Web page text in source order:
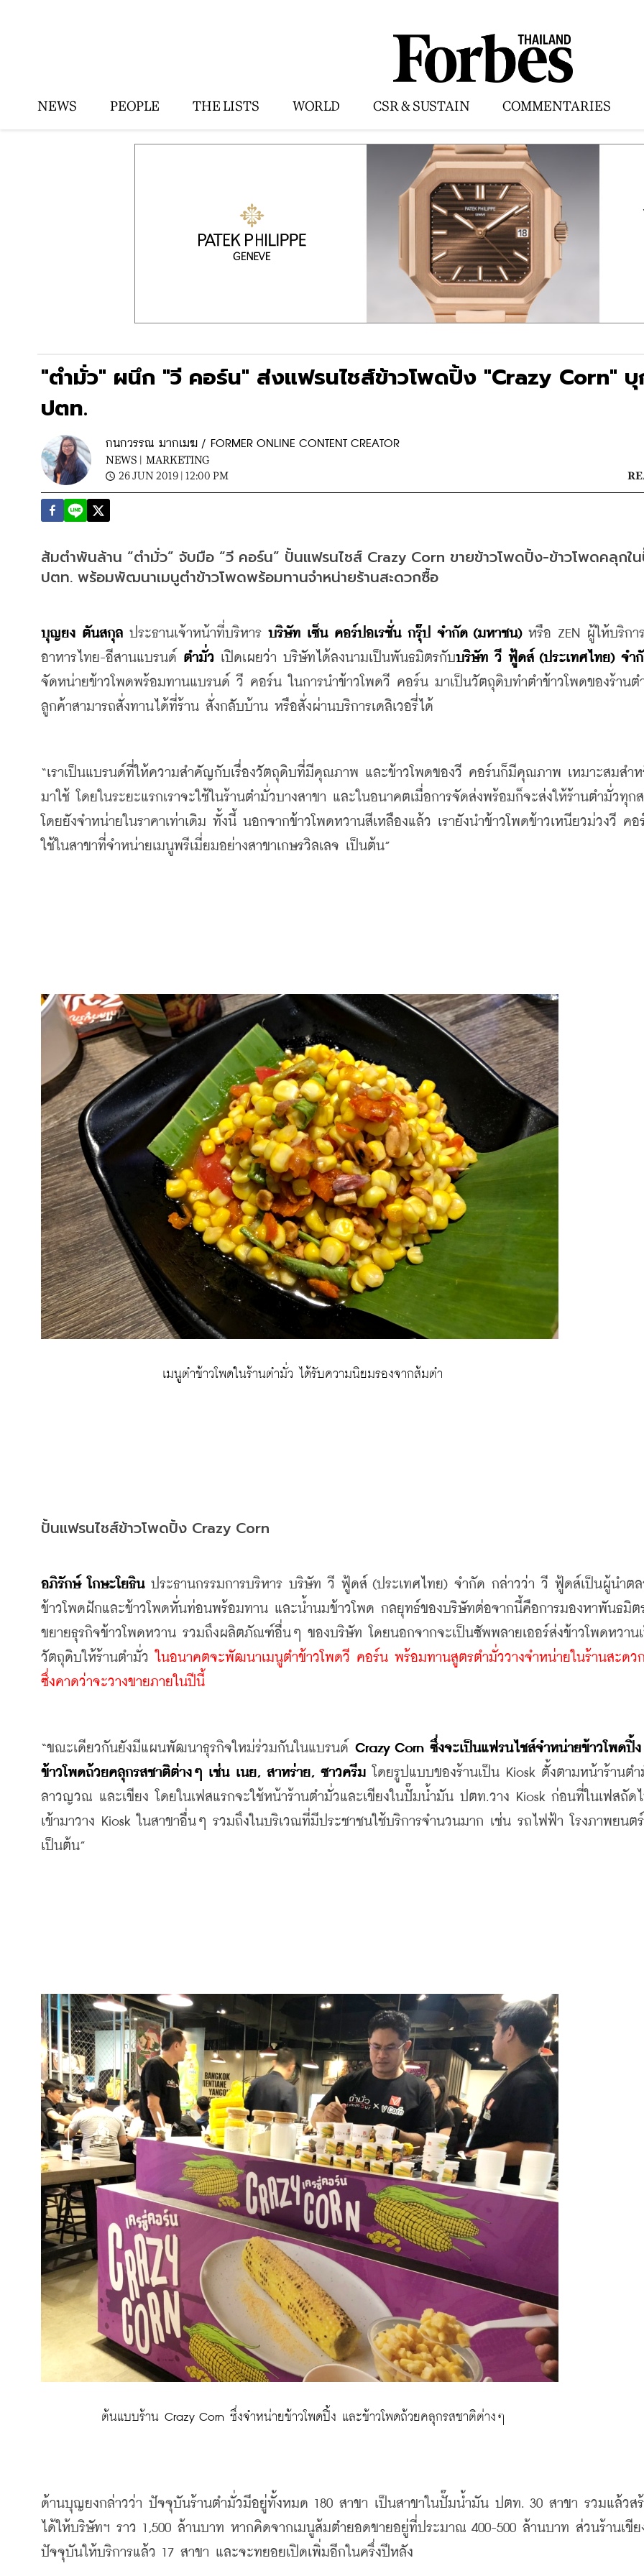
NEWS PEOPLE THE LISTS WORLD CSR & SUSTAIN COMMENTARIES
"ตำมั่ว" ผนึก "วี คอร์น" ส่งแฟรนไชส์ข้าวโพดปิ้ง "Crazy Corn"
ปตท.
กนกวรรณ มากเมฆ / FORMER ONLINE CONTENT CREATOR
NEWS | MARKETING
26 JUN 2019 | 12:00 PM
ส้มตำพันล้าน “ตำมั่ว” จับมือ “วี คอร์น” ปั้นแฟรนไชส์ Crazy Corn ขายข้าวโพดปิ้ง-ข้าวโพดคลุกใ
ปตท. พร้อมพัฒนาเมนูตำข้าวโพดพร้อมทานจำหน่ายร้านสะดวกซื้อ
บุญยง ตันสกุล ประธานเจ้าหน้าที่บริหาร บริษัท เซ็น คอร์ปอเรชั่น กรุ๊ป จำกัด (มหาชน) หรือ ZEN ผู้ให้บริกา
อาหารไทย-อีสานแบรนด์ ตำมั่ว เปิดเผยว่า บริษัทได้ลงนามเป็นพันธมิตรกับบริษัท วี ฟู้ดส์ (ประเทศไทย) จำ
จัดหน่ายข้าวโพดพร้อมทานแบรนด์ วี คอร์น ในการนำข้าวโพดวี คอร์น มาเป็นวัตถุดิบทำตำข้าวโพดของร้านต
ลูกค้าสามารถสั่งทานได้ที่ร้าน สั่งกลับบ้าน หรือสั่งผ่านบริการเดลิเวอรี่ได้
“เราเป็นแบรนด์ที่ให้ความสำคัญกับเรื่องวัตถุดิบที่มีคุณภาพ และข้าวโพดของวี คอร์นก็มีคุณภาพ เหมาะสมสำห
มาใช้ โดยในระยะแรกเราจะใช้ในร้านตำมั่วบางสาขา และในอนาคตเมื่อการจัดส่งพร้อมก็จะส่งให้ร้านตำมั่วทุก
โดยยังจำหน่ายในราคาเท่าเดิม ทั้งนี้ นอกจากข้าวโพดหวานสีเหลืองแล้ว เรายังนำข้าวโพดข้าวเหนียวม่วงวี ค
ใช้ในสาขาที่จำหน่ายเมนูพรีเมี่ยมอย่างสาขาเกษรวิลเลจ เป็นต้น”
เมนูตำข้าวโพดในร้านตำมั่ว ได้รับความนิยมรองจากส้มตำ
ปั้นแฟรนไชส์ข้าวโพดปิ้ง Crazy Corn
อภิรักษ์ โกษะโยธิน ประธานกรรมการบริหาร บริษัท วี ฟู้ดส์ (ประเทศไทย) จำกัด กล่าวว่า วี ฟู้ดส์เป็นผู้นำตล
ข้าวโพดฝักและข้าวโพดหั่นท่อนพร้อมทาน และน้ำนมข้าวโพด กลยุทธ์ของบริษัทต่อจากนี้คือการมองหาพันธมิต
ขยายธุรกิจข้าวโพดหวาน รวมถึงผลิตภัณฑ์อื่นๆ ของบริษัท โดยนอกจากจะเป็นซัพพลายเออร์ส่งข้าวโพดหวาน
วัตถุดิบให้ร้านตำมั่ว
ในอนาคตจะพัฒนาเมนูตำข้าวโพดวี คอร์น พร้อมทานสูตรตำมั่ววางจำหน่ายในร้านสะดว
ซึ่งคาดว่าจะวางขายภายในปีนี้
“ขณะเดียวกันยังมีแผนพัฒนาธุรกิจใหม่ร่วมกันในแบรนด์ Crazy Corn ซึ่งจะเป็นแฟรนไชส์จำหน่ายข้าวโพดปิ้
ข้าวโพดถ้วยคลุกรสชาติต่างๆ เช่น เนย, สาหร่าย, ซาวครีม โดยรูปแบบของร้านเป็น Kiosk ตั้งตามหน้าร้านตำ
ลาวญวณ และเขียง โดยในเฟสแรกจะใช้หน้าร้านตำมั่วและเขียงในปั๊มน้ำมัน ปตท.วาง Kiosk ก่อนที่ในเฟสถัด
เข้ามาวาง Kiosk ในสาขาอื่นๆ รวมถึงในบริเวณที่มีประชาชนใช้บริการจำนวนมาก เช่น รถไฟฟ้า โรงภาพยนตร์
เป็นต้น”
ต้นแบบร้าน Crazy Corn ซึ่งจำหน่ายข้าวโพดปิ้ง และข้าวโพดถ้วยคลุกรสชาติต่างๆ
ด้านบุญยงกล่าวว่า ปัจจุบันร้านตำมั่วมีอยู่ทั้งหมด 180 สาขา เป็นสาขาในปั๊มน้ำมัน ปตท. 30 สาขา รวมแล้วสร้
ได้ให้บริษัทฯ ราว 1,500 ล้านบาท หากคิดจากเมนูส้มตำยอดขายอยู่ที่ประมาณ 400-500 ล้านบาท ส่วนร้านเขีย
ปัจจุบันให้บริการแล้ว 17 สาขา และจะทยอยเปิดเพิ่มอีกในครึ่งปีหลัง